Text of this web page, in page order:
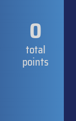
0
total
points